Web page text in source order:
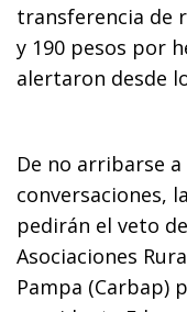
transferencia de
y 190 pesos por
alertaron desde
De no arribarse
conversaciones,
pedirán el veto
Asociaciones
Pampa (Carbap)